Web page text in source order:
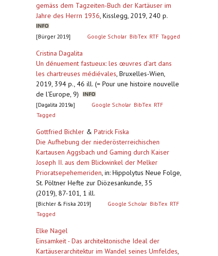
gemäss dem Tagzeiten-Buch der Kartäuser im
Jahre des Herrn 1936, Kisslegg, 2019, 240 p.
[Bürger 2019] Google Scholar BibTex RTF Tagged
Cristina Dagalita
Un dénuement fastueux: les œuvres d’art dans
les chartreuses médiévales, Bruxelles-Wien,
2019, 394 p., 46 ill. (= Pour une histoire nouvelle
de l'Europe, 9)
[Dagalita 2019a] Google Scholar BibTex RTF
Tagged
Gottfried Bichler & Patrick Fiska
Die Aufhebung der niederösterreichischen
Kartausen Aggsbach und Gaming durch Kaiser
Joseph II. aus dem Blickwinkel der Melker
Prioratsepehemeriden, in: Hippolytus Neue Folge,
St. Pöltner Hefte zur Diözesankunde, 35
(2019), 87-101, 1 ill.
[Bichler & Fiska 2019] Google Scholar BibTex RTF
Tagged
Elke Nagel
Einsamkeit - Das architektonische Ideal der
Kartäuserarchitektur im Wandel seines Umfeldes,